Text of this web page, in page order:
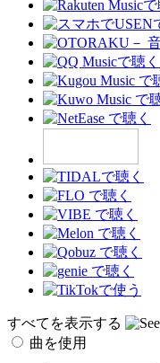
すべてを表示する
曲を使用